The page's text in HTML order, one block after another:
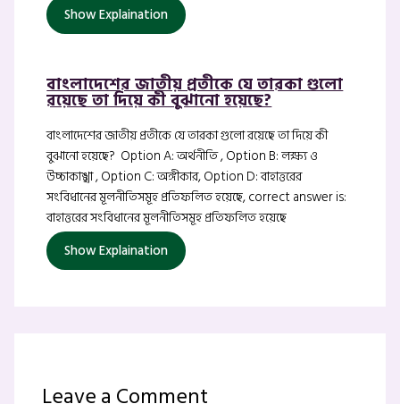
Show Explaination
বাংলাদেশের জাতীয় প্রতীকে যে তারকা গুলো
রয়েছে তা দিয়ে কী বুঝানো হয়েছে?
বাংলাদেশের জাতীয় প্রতীকে যে তারকা গুলো রয়েছে তা দিয়ে কী
বুঝানো হয়েছে? Option A: অর্থনীতি , Option B: লক্ষ্য ও
উচ্চাকাঙ্খা , Option C: অঙ্গীকার, Option D: বাহাত্তরের
সংবিধানের মূলনীতিসমূহ প্রতিফলিত হয়েছে, correct answer is:
বাহাত্তরের সংবিধানের মূলনীতিসমূহ প্রতিফলিত হয়েছে
Show Explaination